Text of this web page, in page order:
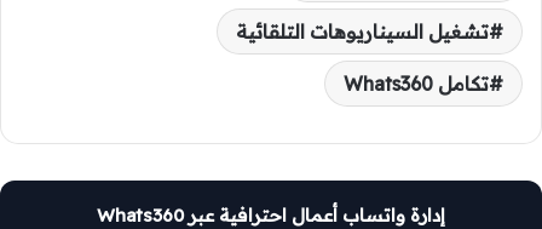
تشغيل السيناريوهات التلقائية
تكامل Whats360
إدارة واتساب أعمال احترافية عبر Whats360